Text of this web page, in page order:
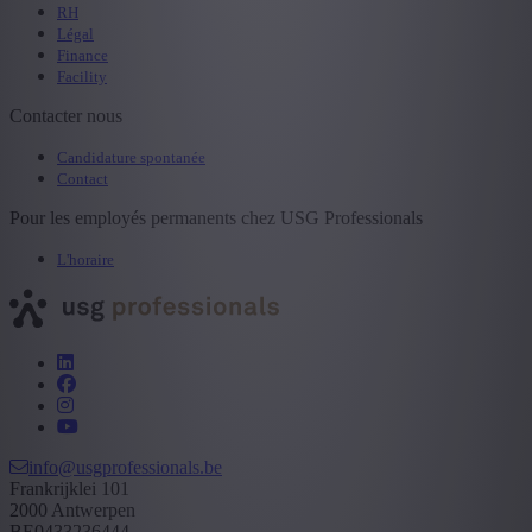
RH
Légal
Finance
Facility
Contacter nous
Candidature spontanée
Contact
Pour les employés permanents chez USG Professionals
L'horaire
info@usgprofessionals.be
Frankrijklei 101
2000 Antwerpen